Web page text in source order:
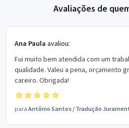
Avaliações de
Ana Paula avaliou:
Fui muito bem atendida com um
qualidade. Valeu a pena, orçamento
careiro. Obrigada!
para Antônio Santos / Tradução